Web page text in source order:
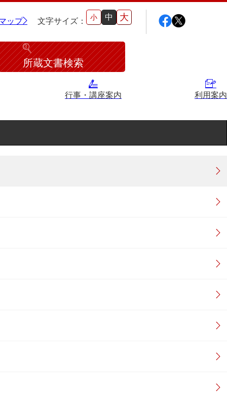
ップ 文字サイズ： 小 中 大
所蔵文書検索
行事・講座案内 利用案内